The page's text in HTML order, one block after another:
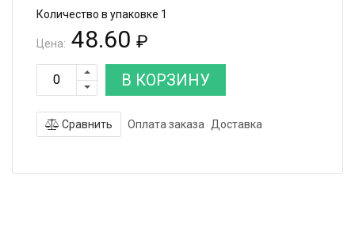
Количество в упаковке 1
Цена: 48.60 ₽
В КОРЗИНУ
Сравнить Оплата заказа Доставка